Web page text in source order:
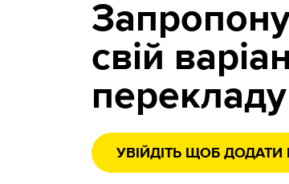
свій
перекладу
УВІЙДІТЬ ЩОБ ДОДАТИ